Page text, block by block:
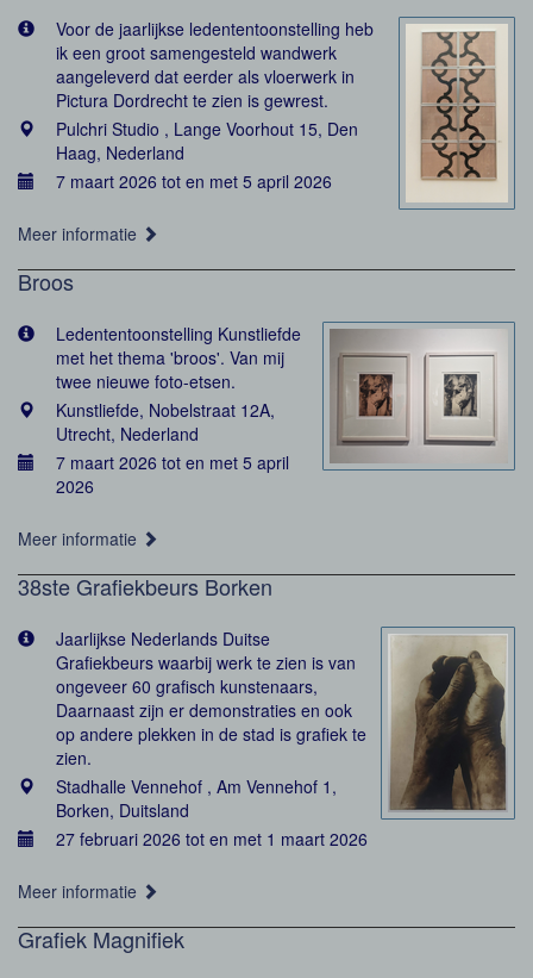
Voor de jaarlijkse ledententoonstelling heb
ik een groot samengesteld wandwerk
aangeleverd dat eerder als vloerwerk in
Pictura Dordrecht te zien is gewrest.
Pulchri Studio , Lange Voorhout 15, Den
Haag, Nederland
7 maart 2026 tot en met 5 april 2026
Meer informatie
Broos
Ledententoonstelling Kunstliefde
met het thema 'broos'. Van mij
twee nieuwe foto-etsen.
Kunstliefde, Nobelstraat 12A,
Utrecht, Nederland
7 maart 2026 tot en met 5 april
2026
Meer informatie
38ste Grafiekbeurs Borken
Jaarlijkse Nederlands Duitse
Grafiekbeurs waarbij werk te zien is van
ongeveer 60 grafisch kunstenaars,
Daarnaast zijn er demonstraties en ook
op andere plekken in de stad is grafiek te
zien.
Stadhalle Vennehof , Am Vennehof 1,
Borken, Duitsland
27 februari 2026 tot en met 1 maart 2026
Meer informatie
Grafiek Magnifiek